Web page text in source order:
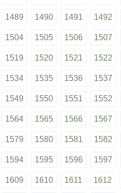
1489 1490 1491 1492
1504 1505 1506 1507
1519 1520 1521 1522
1534 1535 1536 1537
1549 1550 1551 1552
1564 1565 1566 1567
1579 1580 1581 1582
1594 1595 1596 1597
1609 1610 1611 1612